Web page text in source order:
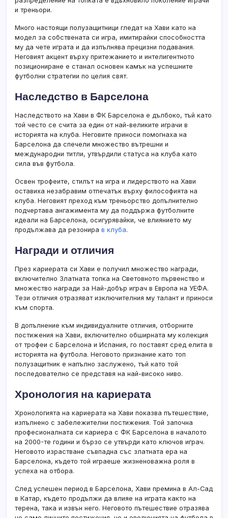
и треньори.
Много настоящи полузащитници гледат на Хави като на
модел за собствената си игра, имитирайки способността
му да чете играта и да изпълнява прецизни подавания.
Неговият акцент върху притежанието и интелигентното
позициониране е станал основен камък на успешните
футболни стратегии по целия свят.
Наследство в Барселона
Наследството на Хави в ФК Барселона е дълбоко, тъй като
той често се счита за един от най-великите играчи в
историята на клуба. Неговите приноси помогнаха на
Барселона да спечели множество вътрешни и
международни титли, утвърдили статуса на клуба като
сила във футбола.
Освен трофеите, стилът на игра и лидерството на Хави
оставиха незабравим отпечатък върху философията на
клуба. Неговият преход към треньорство допълнително
подчертава ангажимента му да поддържа футболните
идеали на Барселона, осигурявайки, че влиянието му
продължава да резонира в клуба.
Награди и отличия
През кариерата си Хави е получил множество награди,
включително Златната топка на Световното първенство и
множество награди за Най-добър играч в Европа на УЕФА.
Тези отличия отразяват изключителния му талант и приноси
към спорта.
В допълнение към индивидуалните отличия, отборните
постижения на Хави, включително обширната му колекция
от трофеи с Барселона и Испания, го поставят сред елита в
историята на футбола. Неговото признание като топ
полузащитник е напълно заслужено, тъй като той
последователно се представя на най-високо ниво.
Хронология на кариерата
Хронологията на кариерата на Хави показва пътешествие,
изпълнено с забележителни постижения. Той започна
професионалната си кариера с ФК Барселона в началото
на 2000-те години и бързо се утвърди като ключов играч.
Неговото израстване съвпадна със златната ера на
Барселона, където той играеше жизненоважна роля в
успеха на отбора.
След успешен период в Барселона, Хави премина в Ал-Сад
в Катар, където продължи да влияе на играта както на
терена, така и извън него. Неговото пътешествие отразява